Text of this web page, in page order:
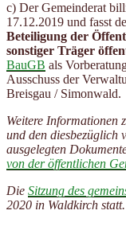
c) Der Gemeinderat
17.12.2019 und fasst
Beteiligung der
sonstiger Träger
BauGB als
Ausschuss der
Breisgau / Simonwald.
Weitere Informationen
und den diesbezüglich
ausgelegten
von der öffentlichen
Die Sitzung des
2020 in Waldkirch statt.